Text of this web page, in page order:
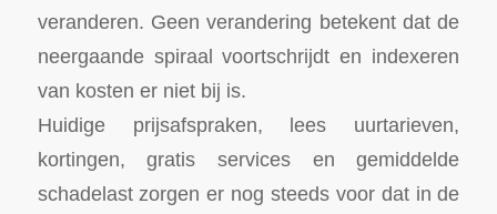
veranderen. Geen verandering betekent dat de
neergaande spiraal voortschrijdt en indexeren
van kosten er niet bij is.
Huidige prijsafspraken, lees uurtarieven,
kortingen, gratis services en gemiddelde
schadelast zorgen er nog steeds voor dat in de